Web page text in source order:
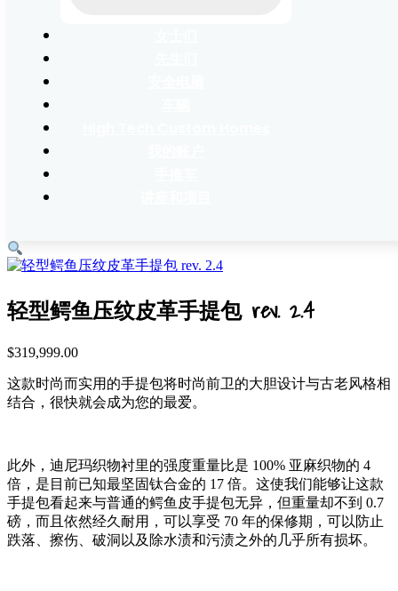
轻型鳄鱼压纹皮革手提包 rev. 2.4
$319,999.00
这款时尚而实用的手提包将时尚前卫的大胆设计与古老风格相
结合，很快就会成为您的最爱。
此外，迪尼玛织物衬里的强度重量比是 100% 亚麻织物的 4
倍，是目前已知最坚固钛合金的 17 倍。这使我们能够让这款
手提包看起来与普通的鳄鱼皮手提包无异，但重量却不到 0.7
磅，而且依然经久耐用，可以享受 70 年的保修期，可以防止
跌落、擦伤、破洞以及除水渍和污渍之外的几乎所有损坏。